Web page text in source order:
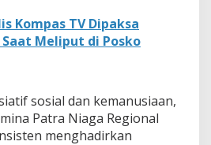
Kompas TV Dipaksa
Meliput di Posko
sosial dan kemanusiaan,
Patra Niaga Regional
menghadirkan